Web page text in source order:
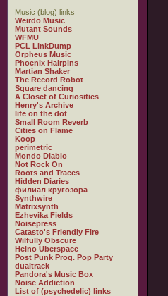
Music (blog) links
Weirdo Music
Mutant Sounds
WFMU
PCL LinkDump
Orpheus Music
Phoenix Hairpins
Martian Shaker
The Record Robot
Square dancing
A Closet of Curiosities
Henry's Archive
life on the dot
Small Room Reverb
Cities on Flame
Koop
perimetric
Mondo Diablo
Not Rock On
Roots and Traces
Hidden Diaries
филиал кругозора
Synthwire
Matrixsynth
Ezhevika Fields
Noisepress
Catasto's Friendly Fire
Wilfully Obscure
Heino Überspace
Post Punk Prog. Pop Party
dualtrack
Pandora's Music Box
Noise Addiction
List of (psychedelic) links